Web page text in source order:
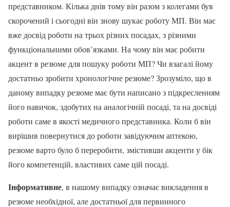
представником. Кілька днів тому він разом з колегами був
скорочений і сьогодні він знову шукає роботу МП. Він має
вже досвід роботи на трьох різних посадах, з різними
функціональними обов’язками. На чому він має робити
акцент в резюме для пошуку роботи МП? Чи взагалі йому
достатньо зробити хронологічне резюме? Зрозуміло, що в
даному випадку резюме має бути написано з підкресленням
його навичок, здобутих на аналогічній посаді, та на досвіді
роботи саме в якості медичного представника. Коли б він
вирішив повернутися до роботи завідуючим аптекою,
резюме варто було б переробити, змістивши акценти у бік
його компетенцій, властивих саме цій посаді.
Інформативне, в нашому випадку означає викладення в
резюме необхідної, але достатньої для первинного